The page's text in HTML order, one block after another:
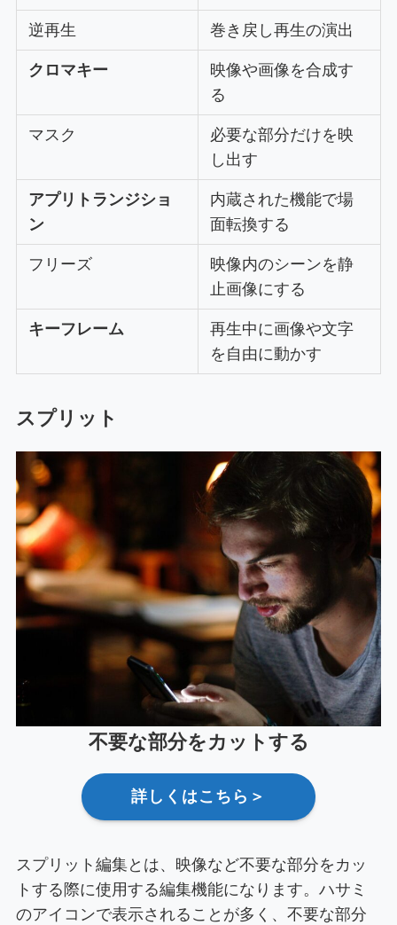
逆再生 巻き戻し再生の演出
クロマキー
映像や画像を合成す
る
マスク
必要な部分だけを映
し出す
アプリトランジショ
ン
内蔵された機能で場
面転換する
フリーズ
映像内のシーンを静
止画像にする
キーフレーム
再生中に画像や文字
を自由に動かす
スプリット
不要な部分をカットする
詳しくはこちら＞
スプリット編集とは、映像など不要な部分をカッ
トする際に使用する編集機能になります。ハサミ
のアイコンで表示されることが多く、不要な部分